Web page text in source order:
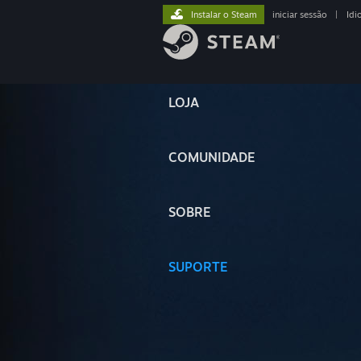
LOJA
COMUNIDADE
SOBRE
SUPORTE
Instalar o Steam iniciar sessão